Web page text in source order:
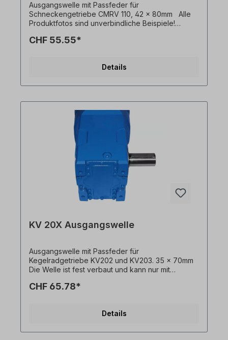
Ausgangswelle mit Passfeder für
Schneckengetriebe CMRV 110, 42 x 80mm Alle
Produktfotos sind unverbindliche Beispiele!
CHF 55.55*
Details
KV 20X Ausgangswelle
Ausgangswelle mit Passfeder für
Kegelradgetriebe KV202 und KV203. 35 x 70mm
Die Welle ist fest verbaut und kann nur mit
die Einbauseite an (ausgehend von Einbaulage
CHF 65.78*
Details